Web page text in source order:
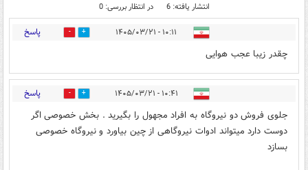
انتشار یافته: 6 در انتظار بررسی: 0
۱۰:۱۱ - ۱۴۰۵/۰۳/۲۱ 3 پاسخ
چقدر زیبا عجب هوایی
۱۰:۴۱ - ۱۴۰۵/۰۳/۲۱ 0 پاسخ
جلوی فروش دو نیروگاه به افراد مجهول را بگیرید . بخش خصوصی اگر
دوست دارد میتواند ادوات نیروگاهی از چین بیاورد و نیروگاه خصوصی
بسازد